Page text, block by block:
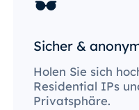
Sicher &
Holen Sie sich
Residential IPs
Privatsphäre.